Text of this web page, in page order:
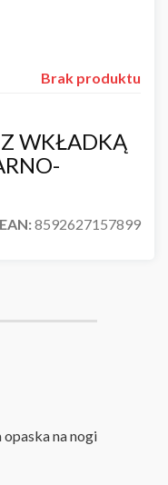
WKŁADKĄ
8592627157899
Brak produktu
na nogi